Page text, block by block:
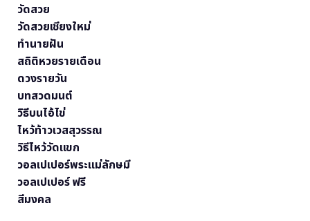
วัดสวย
วัดสวยเชียงใหม่
ทำนายฝัน
สถิติหวยรายเดือน
ดวงรายวัน
บทสวดมนต์
วิธีบนไอ้ไข่
ไหว้ท้าวเวสสุวรรณ
วิธีไหว้วัดแขก
วอลเปเปอร์พระแม่ลักษมี
วอลเปเปอร์ ฟรี
สีมงคล